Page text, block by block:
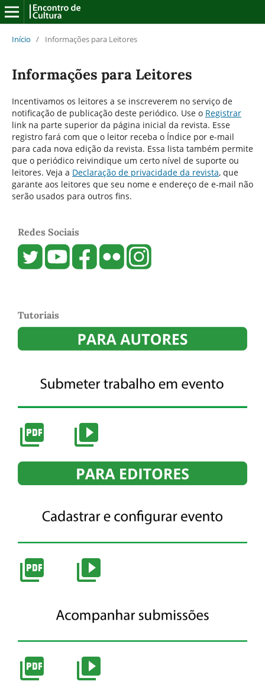
Início / Informações para Leitores
Informações para Leitores
Incentivamos os leitores a se inscreverem no serviço de
notificação de publicação deste periódico. Use o Registrar
link na parte superior da página inicial da revista. Esse
registro fará com que o leitor receba o Índice por e-mail
para cada nova edição da revista. Essa lista também permite
que o periódico reivindique um certo nível de suporte ou
leitores. Veja a Declaração de privacidade da revista, que
garante aos leitores que seu nome e endereço de e-mail não
serão usados para outros fins.
Redes Sociais
Tutoriais